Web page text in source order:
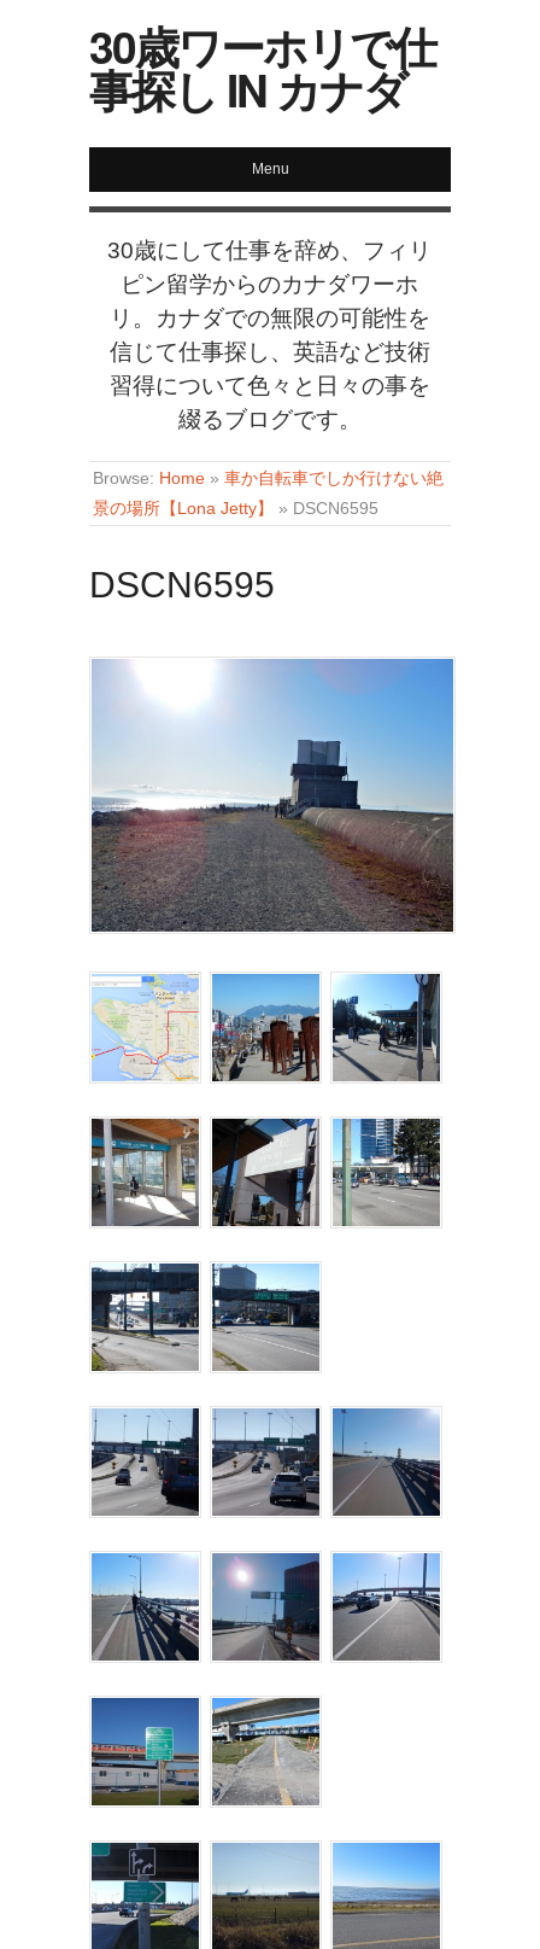
30歳ワーホリで仕
事探し IN カナダ
Menu
30歳にして仕事を辞め、フィリ
ピン留学からのカナダワーホ
リ。カナダでの無限の可能性を
信じて仕事探し、英語など技術
習得について色々と日々の事を
綴るブログです。
Browse: Home » 車か自転車でしか行けない絶
景の場所【Lona Jetty】
» DSCN6595
DSCN6595